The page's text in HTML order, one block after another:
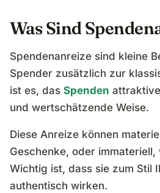
Was Sind
Spendenanreize sind kleine
Spender zusätzlich zur
ist es, das Spenden
und wertschätzende Weise.
Diese Anreize können
Geschenke, oder
Wichtig ist, dass sie zum Stil
authentisch wirken.